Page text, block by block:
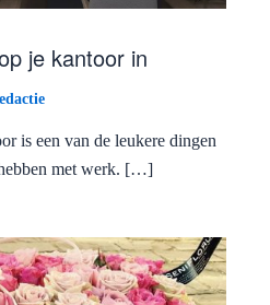
je kantoor in
is een van de leukere dingen
met werk. […]